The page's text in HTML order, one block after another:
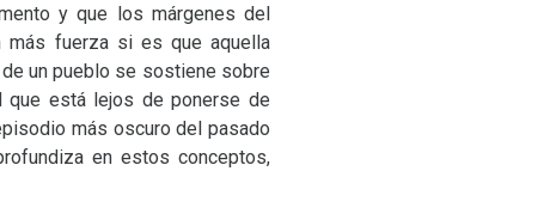
y que los márgenes del
más fuerza si es que aquella
un pueblo se sostiene sobre
que está lejos de ponerse de
más oscuro del pasado
en estos conceptos,